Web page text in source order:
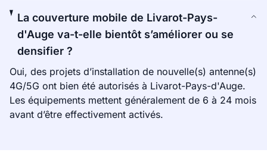
La couverture mobile de Livarot-Pays-
d'Auge va-t-elle bientôt s’améliorer ou se
densifier ?
Oui, des projets d’installation de nouvelle(s) antenne(s)
4G/5G ont bien été autorisés à Livarot-Pays-d'Auge.
Les équipements mettent généralement de 6 à 24 mois
avant d’être effectivement activés.